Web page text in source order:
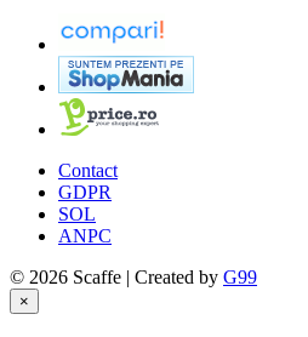
Contact
GDPR
SOL
ANPC
© 2026 Scaffe | Created by G99
×